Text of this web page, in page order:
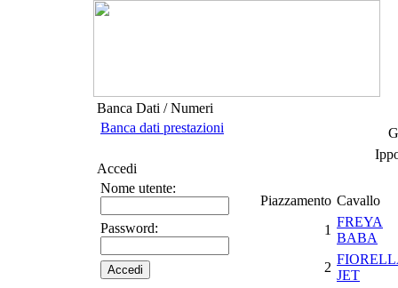
Banca Dati / Numeri
Banca dati prestazioni
Accedi
Nome utente:
Password:
Piazzamento Cavallo
1
FREYA
BABA
2
JET